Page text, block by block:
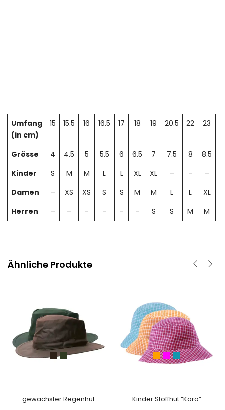
Umfang
(in cm)
15 15.5 16 16.5 17 18 19 20.5 22 23
Grösse 4 4.5 5 5.5 6 6.5 7 7.5 8 8.5
Kinder
S M M L L XL XL – – –
Damen
– XS XS S S M M L L XL
Herren
– – – – – – S S M M
Ähnliche Produkte
gewachster Regenhut
Kinder Stoffhut “Karo”